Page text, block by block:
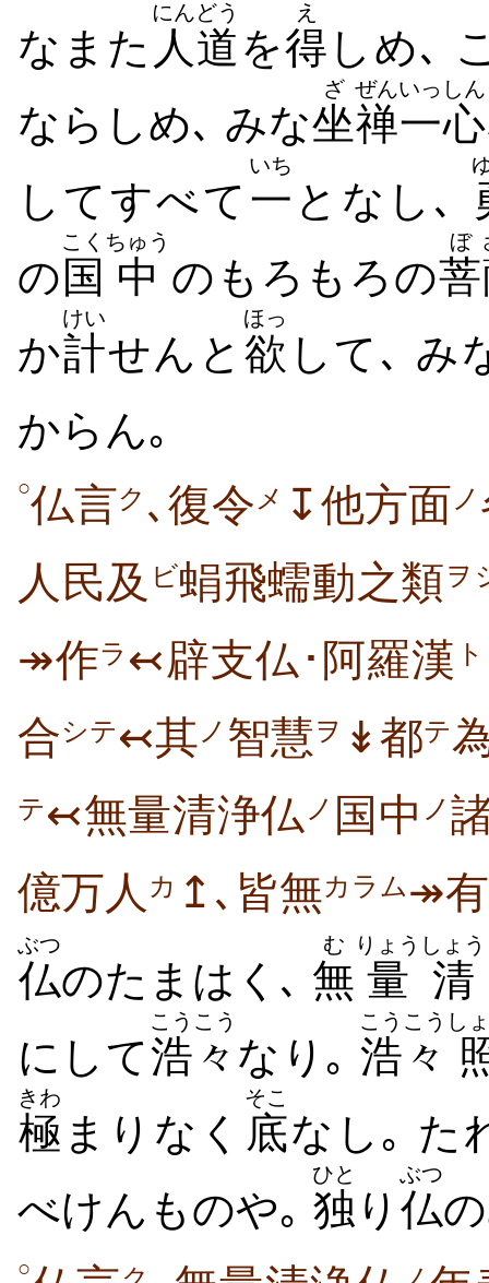
なまた 人道
にんどう
を得
え
しめ､
ならしめ､ みな坐
ざ
禅
ぜん
一心
いっしん
してすべて 一
いち
となし､
の国
こく
中
ちゅう
のもろもろの菩
ぼ
か計
けい
せんと 欲
ほっ
して､ み
からん｡
○仏言ク ､復令 メ ↧他方面 ノ
人民及 ビ蜎飛蠕動之類ヲ
↠作ラ ↢辟支仏･阿羅漢 ト
合シテ↢其 ノ 智慧ヲ ↡都テ
テ↢無量清浄仏 ノ 国中 ノ
億万人 カ ↥､皆無カラム ↠有
仏
ぶつ
のたまはく､ 無
む
量
りょう しょ
にして浩々
こうこう
なり｡ 浩々
こうこう し
極
きわ
まりなく 底
そこ
なし｡ た
べけんものや｡ 独
ひと
り 仏
ぶつ
○